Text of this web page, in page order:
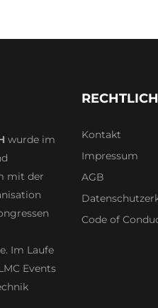
wurde im
mit der
Im Laufe
Events
Kontakt
Impressum
AGB
Code of